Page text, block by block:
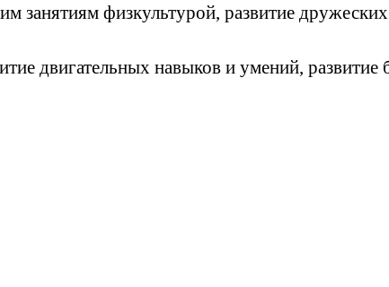
занятиям физкультурой, развитие
двигательных навыков и умений,